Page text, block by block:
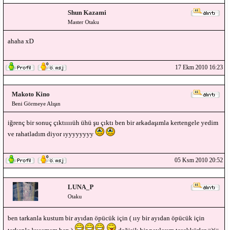
Shun Kazami
Master Otaku
ahaha xD
17 Ekm 2010 16:23
Makoto Kino
Beni Görmeye Alışın
iğrenç bir sonuç çıktııııüh ühü şu çıktı ben bir arkadaşımla kertengele yedim
ve rahatladım diyor ıyyyyyyyy
05 Ksm 2010 20:52
LUNA_P
Otaku
ben tarkanla kustum bir ayıdan öpücük için ( ııy bir ayıdan öpücük için